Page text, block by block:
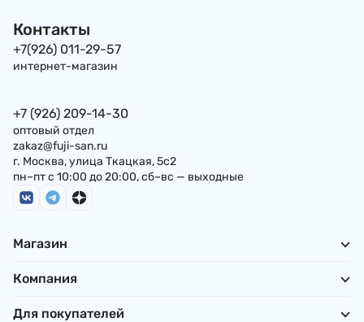
Контакты
+7(926) 011-29-57
интернет-магазин
+7 (926) 209-14-30
оптовый отдел
zakaz@fuji-san.ru
г. Москва, улица Ткацкая, 5с2
пн–пт с 10:00 до 20:00, сб–вс — выходные
Магазин
Компания
Для покупателей